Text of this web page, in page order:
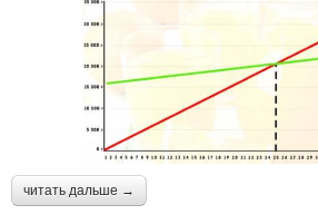
читать дальше →